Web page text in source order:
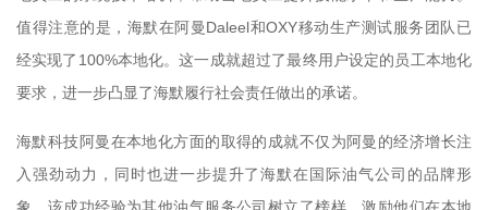
值得注意的是，海默在阿曼Daleel和OXY移动生产测试服务团队已
经实现了100%本地化。这一成就超过了最终用户设定的员工本地化
要求，进一步凸显了海默履行社会责任做出的承诺。
海默科技阿曼在本地化方面的取得的成就不仅为阿曼的经济增长注
入强劲动力，同时也进一步提升了海默在国际油气公司的品牌形